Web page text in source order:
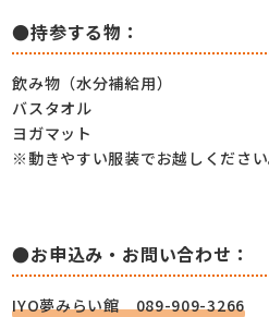
●持参する物：
飲み物（水分補給用）
バスタオル
ヨガマット
※動きやすい服装でお越しください
●お申込み・お問い合わせ：
IYO夢みらい館 089-909-3266